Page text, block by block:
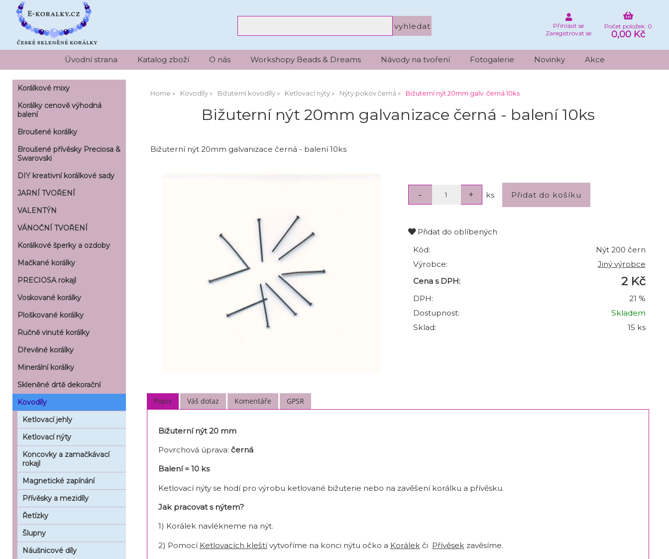
Počet položek: 0
0,00 Kč
Přihlásit se
Zaregistrovat se
Úvodní strana Katalog zboží O nás Workshopy Beads & Dreams Návody na tvoření Fotogalerie Novinky Akce
Home Kovodíly Bižuterní kovodíly Ketlovací nýty Nýty pokov černá Bižuterní nýt 20mm galv. černá 10ks
Bižuterní nýt 20mm galvanizace černá - balení 10ks
Bižuterní nýt 20mm galvanizace černá - balení 10ks
ks
Přidat do oblíbených
Kód:
Nýt 200 čern
Výrobce:
Jiný výrobce
Cena s DPH:
2 Kč
DPH:
21 %
Dostupnost:
Skladem
Sklad:
15 ks
Popis Váš dotaz Komentáře GPSR
Bižuterní nýt 20 mm
Povrchová úprava: černá
Balení = 10 ks
Ketlovací nýty se hodí pro výrobu ketlované bižuterie nebo na zavěšení korálku a přívěsku.
Jak pracovat s nýtem?
1) Korálek navlékneme na nýt.
2) Pomocí Ketlovacích kleštívytvoříme na konci nýtu očko a Korálek či Přívěsek zavěsíme.
Korálkové mixy
Korálky cenově výhodná
balení
Broušené korálky
Broušené přívěsky Preciosa &
Swarovski
DIY kreativní korálkové sady
JARNÍ TVOŘENÍ
VALENTÝN
VÁNOČNÍ TVOŘENÍ
Korálkové šperky a ozdoby
Mačkané korálky
PRECIOSA rokajl
Voskované korálky
Ploškované korálky
Ručně vinuté korálky
Dřevěné korálky
Minerální korálky
Skleněné drtě dekorační
Kovodíly
Ketlovací jehly
Ketlovací nýty
Koncovky a zamačkávací
rokajl
Magnetické zapínání
Přívěsky a mezidíly
Řetízky
Šlupny
Náušnicové díly